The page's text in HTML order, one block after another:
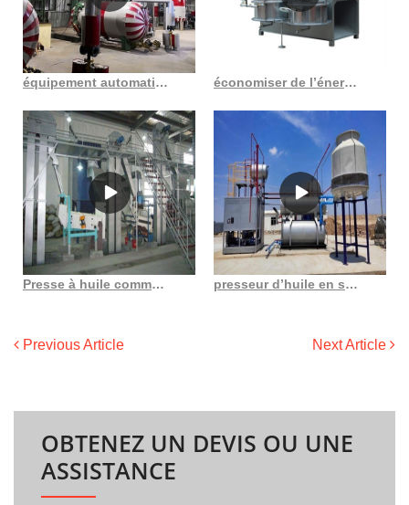
équipement automatique de traitement de l’huile de cuisson 22 371 pour les graines de coton économiser de l’énergie sur le prix de la presse à huile pressée à froid au Burkina Faso
Presse à huile commerciale, presse à huile de soja, au Cameroun presseur d’huile en spirale pour tournesol en France
Previous Article Next Article
OBTENEZ UN DEVIS OU UNE
ASSISTANCE